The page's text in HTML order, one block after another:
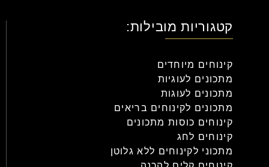
קטגוריות מובילות:
קינוחים מיוחדים
מתכונים לעוגיות
מתכונים לעוגות
מתכונים לקינוחים בריאים
קינוחים כוסות מתכונים
קינוחים לחג
מתכוני לקינוחים ללא גלוטן